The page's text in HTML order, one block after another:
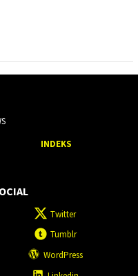
INDEKS
Twitter
Tumblr
WordPress